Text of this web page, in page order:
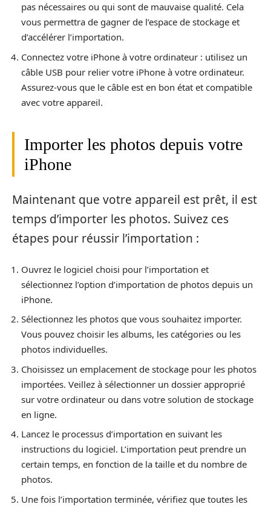
pas nécessaires ou qui sont de mauvaise qualité. Cela
vous permettra de gagner de l’espace de stockage et
d’accélérer l’importation.
Connectez votre iPhone à votre ordinateur : utilisez un
câble USB pour relier votre iPhone à votre ordinateur.
Assurez-vous que le câble est en bon état et compatible
avec votre appareil.
Importer les photos depuis votre
iPhone
Maintenant que votre appareil est prêt, il est
temps d’importer les photos. Suivez ces
étapes pour réussir l’importation :
Ouvrez le logiciel choisi pour l’importation et
sélectionnez l’option d’importation de photos depuis un
iPhone.
Sélectionnez les photos que vous souhaitez importer.
Vous pouvez choisir les albums, les catégories ou les
photos individuelles.
Choisissez un emplacement de stockage pour les photos
importées. Veillez à sélectionner un dossier approprié
sur votre ordinateur ou dans votre solution de stockage
en ligne.
Lancez le processus d’importation en suivant les
instructions du logiciel. L’importation peut prendre un
certain temps, en fonction de la taille et du nombre de
photos.
Une fois l’importation terminée, vérifiez que toutes les